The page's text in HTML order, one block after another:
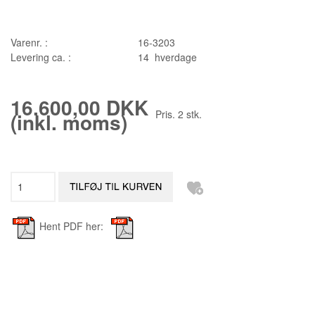
Varenr. :
16-3203
Levering ca. :
14 hverdage
16.600,00 DKK
(inkl. moms) Pris. 2 stk.
Hent PDF her: